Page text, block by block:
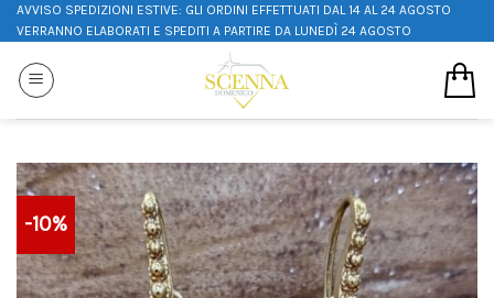
AVVISO SPEDIZIONI ESTIVE: GLI ORDINI EFFETTUATI DAL 14 AL 24 AGOSTO
VERRANNO ELABORATI E SPEDITI A PARTIRE DA LUNEDÌ 24 AGOSTO
-10%